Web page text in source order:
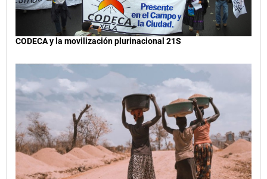
CODECA y la movilización plurinacional 21S